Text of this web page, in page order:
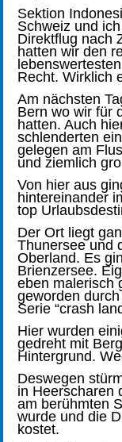
Sektion
Schweiz und
Direktflug nach
hatten wir den
Recht. Wirklich
Am nächsten
Bern wo wir für
hatten. Auch
schlenderten
gelegen am
und ziemlich
Von hier aus
hintereinander
top
Der Ort liegt
Thunersee und
Oberland. Es
Brienzersee.
eben malerisch
geworden
Serie “crash
Hier wurden
gedreht mit
Hintergrund.
Deswegen
in Heerscharen
am berühmten
wurde und die
kostet.